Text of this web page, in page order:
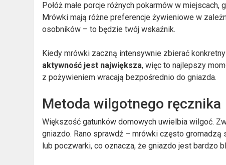
Połóż małe porcje różnych pokarmów w
Mrówki mają różne preferencje żywieniowe w
osobników – to będzie twój wskaźnik.
Kiedy mrówki zaczną intensywnie zbierać
aktywność jest największa, więc to najlepszy
z pożywieniem wracają bezpośrednio do gniazda.
Metoda wilgotnego ręcznika
Większość gatunków domowych uwielbia wilgoć.
gniazdo. Rano sprawdź – mrówki często
lub poczwarki, co oznacza, że gniazdo jest bardzo